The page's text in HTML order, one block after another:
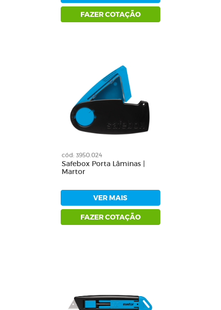
FAZER COTAÇÃO
cód: 3950.024
Safebox Porta Lâminas |
Martor
VER MAIS
FAZER COTAÇÃO